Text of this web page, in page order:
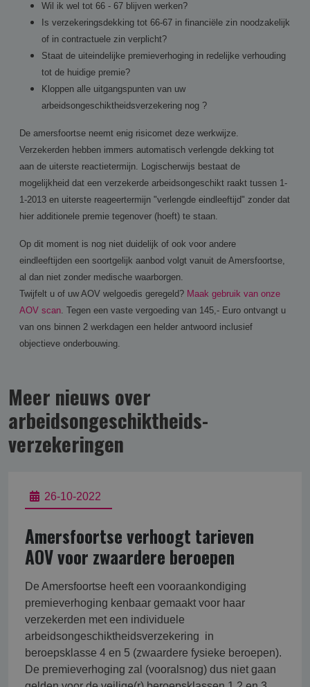
Wil ik wel tot 66 - 67 blijven werken?
Is verzekeringsdekking tot 66-67 in financiële zin noodzakelijk
of in contractuele zin verplicht?
Staat de uiteindelijke premieverhoging in redelijke verhouding
tot de huidige premie?
Kloppen alle uitgangspunten van uw
arbeidsongeschiktheidsverzekering nog ?
De amersfoortse neemt enig risicomet deze werkwijze.
Verzekerden hebben immers automatisch verlengde dekking tot
aan de uiterste reactietermijn. Logischerwijs bestaat de
mogelijkheid dat een verzekerde arbeidsongeschikt raakt tussen 1-
1-2013 en uiterste reageertermijn "verlengde eindleeftijd" zonder dat
hier additionele premie tegenover (hoeft) te staan.
Op dit moment is nog niet duidelijk of ook voor andere
eindleeftijden een soortgelijk aanbod volgt vanuit de Amersfoortse,
al dan niet zonder medische waarborgen.
Twijfelt u of uw AOV welgoedis geregeld? Maak gebruik van onze
AOV scan. Tegen een vaste vergoeding van 145,- Euro ontvangt u
van ons binnen 2 werkdagen een helder antwoord inclusief
objectieve onderbouwing.
Meer nieuws over
arbeidsongeschikt­heids­
verzekering­en
26-10-2022
Amersfoortse verhoogt tarieven
AOV voor zwaardere beroepen
De Amersfoortse heeft een vooraankondiging
premieverhoging kenbaar gemaakt voor haar
verzekerden met een individuele
arbeidsongeschiktheidsverzekering in
beroepsklasse 4 en 5 (zwaardere fysieke beroepen).
De premieverhoging zal (vooralsnog) dus niet gaan